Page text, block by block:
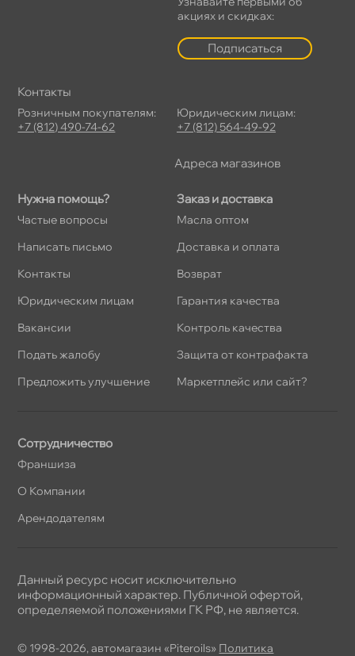
Нужна помощь?
Частые вопросы
Написать письмо
Контакты
Юридическим лицам
акансии
Подать жалобу
Предложить улучшение
Заказ и доставка
Масла оптом
Доставка и оплата
озврат
Гарантия качества
Контроль качества
Защита от контрафакта
Маркетплейс или сайт?
акциях и скидках:
Подписаться
Сотрудничество
Франшиза
О Компании
Арендодателям
Контакты
Розничным покупателям:
+7 (812) 490-74-62
Юридическим лицам:
+7 (812) 564-49-92
Адреса магазино
© 1998-2026, автомагазин «Piteroils» Политика
Данный ресурс носит исключительно
информационный характер. Публичной офертой,
определяемой положениями ГК РФ, не является.